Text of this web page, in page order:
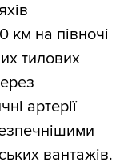
км на півночі
тилових
артерії
вантажів.